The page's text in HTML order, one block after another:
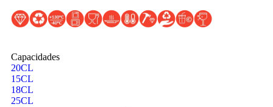
Capacidades
20CL
15CL
18CL
25CL